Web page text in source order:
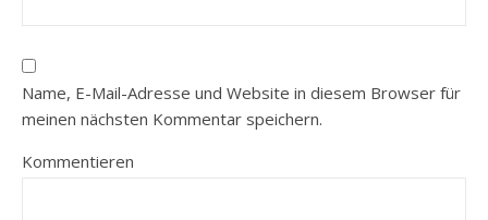
Name, E-Mail-Adresse und Website in diesem Browser für
meinen nächsten Kommentar speichern.
Kommentieren